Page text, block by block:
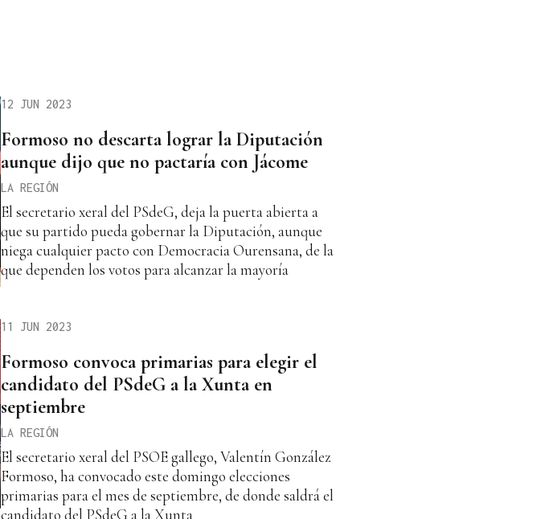
12 JUN 2023
Formoso no descarta lograr la Diputación
aunque dijo que no pactaría con Jácome
LA REGIÓN
El secretario xeral del PSdeG, deja la puerta abierta a
que su partido pueda gobernar la Diputación, aunque
niega cualquier pacto con Democracia Ourensana, de la
que dependen los votos para alcanzar la mayoría
11 JUN 2023
Formoso convoca primarias para elegir el
candidato del PSdeG a la Xunta en
septiembre
LA REGIÓN
El secretario xeral del PSOE gallego, Valentín González
Formoso, ha convocado este domingo elecciones
primarias para el mes de septiembre, de donde saldrá el
candidato del PSdeG a la Xunta